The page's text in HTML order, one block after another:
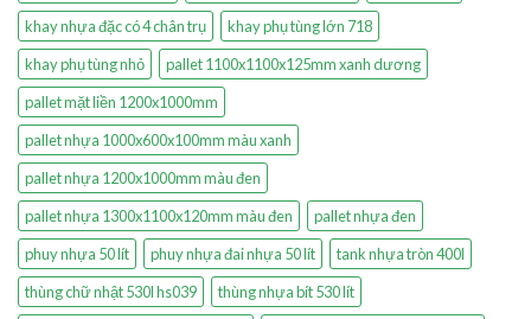
khay nhựa đặc có 4 chân trụ
khay phụ tùng lớn 718
khay phụ tùng nhỏ
pallet 1100x1100x125mm xanh dương
pallet mặt liền 1200x1000mm
pallet nhựa 1000x600x100mm màu xanh
pallet nhựa 1200x1000mm màu đen
pallet nhựa 1300x1100x120mm màu đen
pallet nhựa đen
phuy nhựa 50 lít
phuy nhựa đai nhựa 50 lít
tank nhựa tròn 400l
thùng chữ nhật 530l hs039
thùng nhựa bít 530 lít